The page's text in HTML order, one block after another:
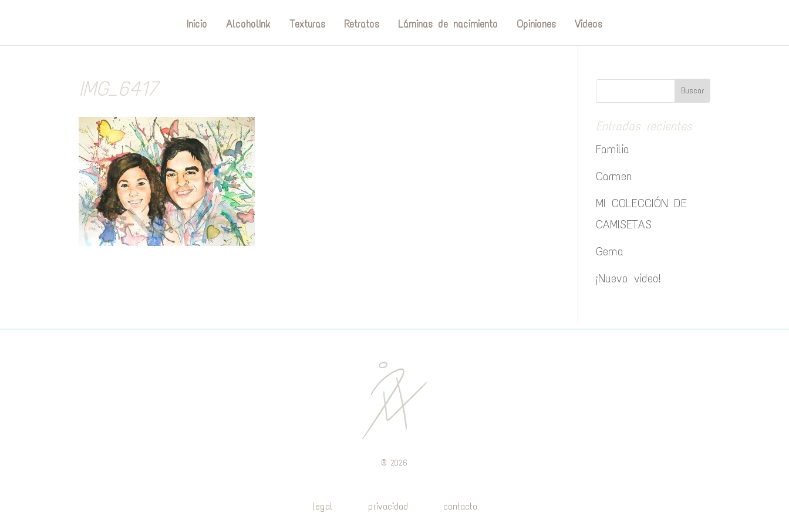
Inicio AlcoholInk Texturas Retratos Láminas de nacimiento Opiniones Videos
IMG_6417
Entradas recientes
Familia
Carmen
MI COLECCIÓN DE
CAMISETAS
Gema
¡Nuevo video!
® 2026
legal privacidad contacto